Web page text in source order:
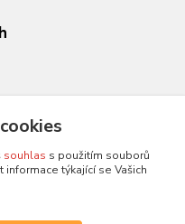
souhlas s použitím souborů
týkající se Vašich